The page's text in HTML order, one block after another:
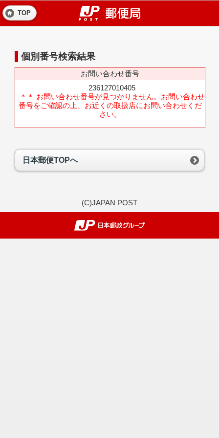
TOP
個別番号検索結果
お問い合わせ番号
236127010405
＊＊ お問い合わせ番号が見つかりません。お問い合わせ
番号をご確認の上、お近くの取扱店にお問い合わせくだ
さい。
日本郵便TOPへ
(C)JAPAN POST